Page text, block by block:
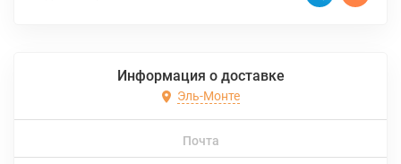
Информация о доставке
Эль-Монте
Почта